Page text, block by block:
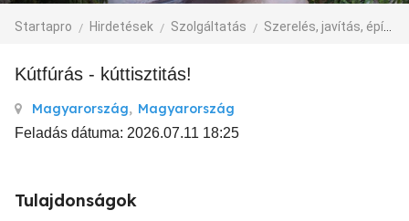
Startapro Hirdetések Szolgáltatás Szerelés, javítás, építkezés
kútfúrás - kúttisztitás!
Magyarország, Magyarország
Feladás dátuma: 2026.07.11 18:25
Tulajdonságok